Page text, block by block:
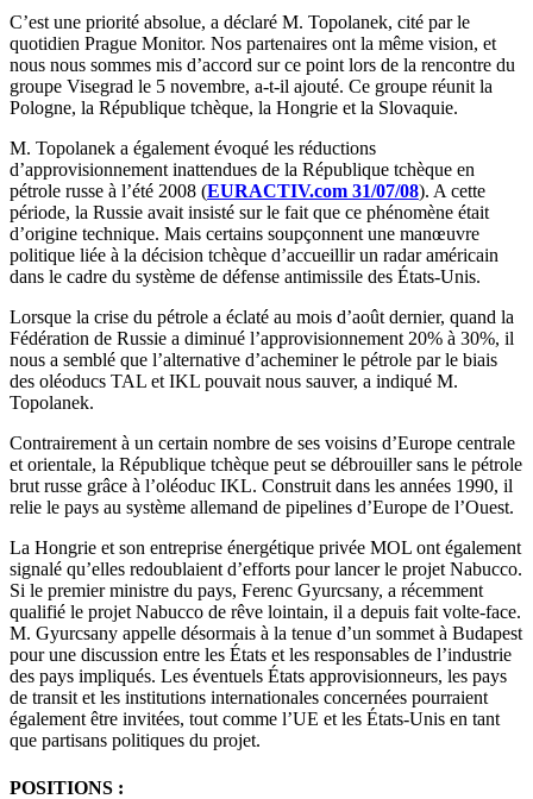
C’est une priorité absolue, a déclaré M. Topolanek, cité par le
quotidien Prague Monitor. Nos partenaires ont la même vision, et
nous nous sommes mis d’accord sur ce point lors de la rencontre du
groupe Visegrad le 5 novembre, a-t-il ajouté. Ce groupe réunit la
Pologne, la République tchèque, la Hongrie et la Slovaquie.
M. Topolanek a également évoqué les réductions
d’approvisionnement inattendues de la République tchèque en
pétrole russe à l’été 2008 (EURACTIV.com 31/07/08). A cette
période, la Russie avait insisté sur le fait que ce phénomène était
d’origine technique. Mais certains soupçonnent une manœuvre
politique liée à la décision tchèque d’accueillir un radar américain
dans le cadre du système de défense antimissile des États-Unis.
Lorsque la crise du pétrole a éclaté au mois d’août dernier, quand la
Fédération de Russie a diminué l’approvisionnement 20% à 30%, il
nous a semblé que l’alternative d’acheminer le pétrole par le biais
des oléoducs TAL et IKL pouvait nous sauver, a indiqué M.
Topolanek.
Contrairement à un certain nombre de ses voisins d’Europe centrale
et orientale, la République tchèque peut se débrouiller sans le pétrole
brut russe grâce à l’oléoduc IKL. Construit dans les années 1990, il
relie le pays au système allemand de pipelines d’Europe de l’Ouest.
La Hongrie et son entreprise énergétique privée MOL ont également
signalé qu’elles redoublaient d’efforts pour lancer le projet Nabucco.
Si le premier ministre du pays, Ferenc Gyurcsany, a récemment
qualifié le projet Nabucco de rêve lointain, il a depuis fait volte-face.
M. Gyurcsany appelle désormais à la tenue d’un sommet à Budapest
pour une discussion entre les États et les responsables de l’industrie
des pays impliqués. Les éventuels États approvisionneurs, les pays
de transit et les institutions internationales concernées pourraient
également être invitées, tout comme l’UE et les États-Unis en tant
que partisans politiques du projet.
POSITIONS :